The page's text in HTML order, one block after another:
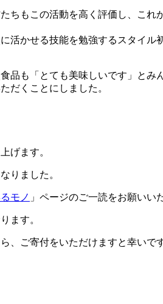
ちもこの活動を高く評価し、これ
活かせる技能を勉強するスタイル
品も「とても美味しいです」とみ
だくことにしました。
げます。
りました。
モノ 」ページのご一読をお願いい
ます。
、ご寄付をいただけますと幸いです